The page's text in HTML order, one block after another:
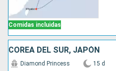
Comidas incluidas
COREA DEL SUR, JAPÓN
Diamond Princess 15 d